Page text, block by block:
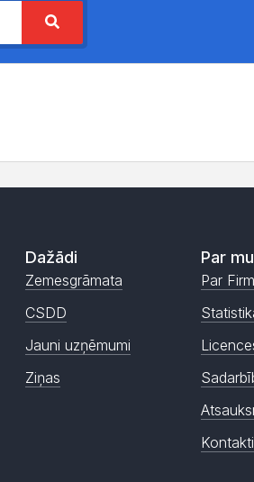
Dažādi
Zemesgrāmata
CSDD
Jauni uzņēmumi
Ziņas
Par
Par
Kontakti